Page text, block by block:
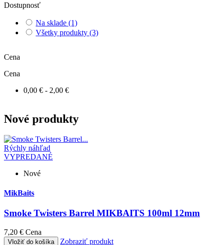
Dostupnosť
Na sklade (1)
Všetky produkty (3)
Cena
Cena
0,00 € - 2,00 €
Nové produkty
Rýchly náhľad
VYPREDANÉ
Nové
MikBaits
Smoke Twisters Barrel MIKBAITS 100ml 12mm
7,20 € Cena
Vložiť do košíka Zobraziť produkt